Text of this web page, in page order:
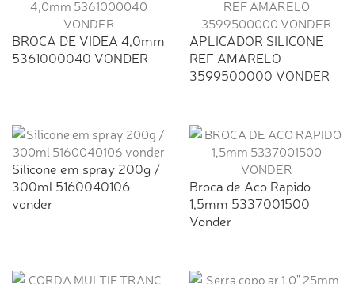
BROCA DE VIDEA 4,0mm
5361000040 VONDER
APLICADOR SILICONE
REF AMARELO
3599500000 VONDER
Silicone em spray 200g /
300ml 5160040106
vonder
Broca de Aco Rapido
1,5mm 5337001500
Vonder